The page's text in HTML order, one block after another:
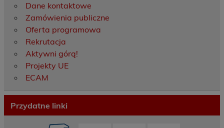
Dane kontaktowe
Zamówienia publiczne
Oferta programowa
Rekrutacja
Aktywni górą!
Projekty UE
ECAM
Przydatne linki